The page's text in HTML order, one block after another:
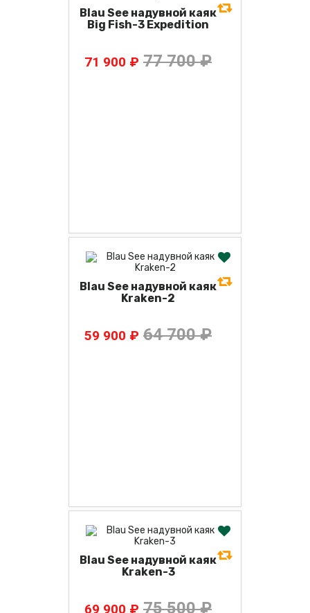
Blau See надувной каяк
Big Fish-3 Expedition
71 900 ₽ 77 700 ₽
Blau See надувной каяк
Kraken-2
59 900 ₽ 64 700 ₽
Blau See надувной каяк
Kraken-3
69 900 ₽ 75 500 ₽